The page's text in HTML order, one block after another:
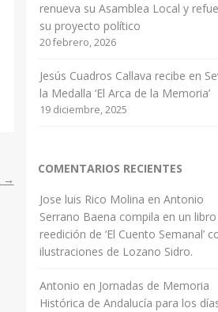
→
renueva su Asamblea Local y
su proyecto político
20 febrero, 2026
Jesús Cuadros Callava recibe en
la Medalla ‘El Arca de la Memoria’
19 diciembre, 2025
COMENTARIOS RECIENTES
Jose luis Rico Molina en Antonio
Serrano Baena compila en un libro
reedición de ‘El Cuento Semanal’
ilustraciones de Lozano Sidro.
Antonio en Jornadas de Memoria
Histórica de Andalucía para los